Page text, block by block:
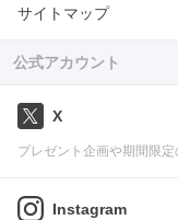
サイトマップ
公式アカウント
X
プレゼント企画や期間限
Instagram